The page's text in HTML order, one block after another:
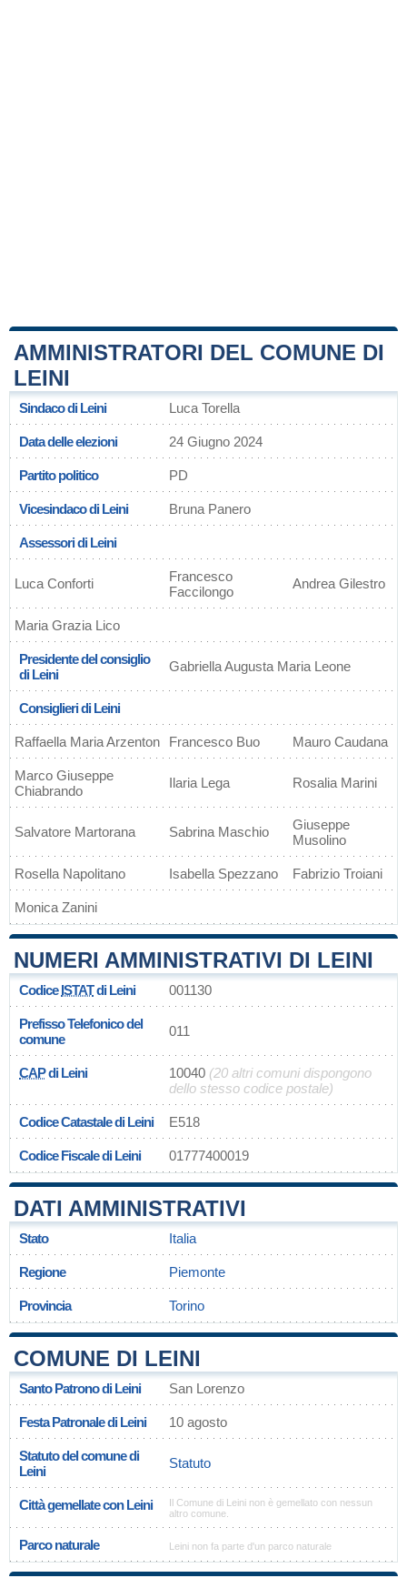
AMMINISTRATORI DEL COMUNE DI
LEINI
Sindaco di Leini Luca Torella
Data delle elezioni 24 Giugno 2024
Partito politico PD
Vicesindaco di Leini Bruna Panero
Assessori di Leini
Luca Conforti
Francesco
Faccilongo
Andrea Gilestro
Maria Grazia Lico
Presidente del consiglio
di Leini
Gabriella Augusta Maria Leone
Consiglieri di Leini
Raffaella Maria Arzenton Francesco Buo Mauro Caudana
Marco Giuseppe
Chiabrando
Ilaria Lega Rosalia Marini
Salvatore Martorana Sabrina Maschio
Giuseppe
Musolino
Rosella Napolitano Isabella Spezzano Fabrizio Troiani
Monica Zanini
NUMERI AMMINISTRATIVI DI LEINI
CodiceISTATdi Leini 001130
Prefisso Telefonico del
comune
011
CAPdi Leini 10040 (20 altri comuni dispongono
dello stesso codice postale)
Codice Catastale di Leini E518
Codice Fiscale di Leini 01777400019
DATI AMMINISTRATIVI
Stato Italia
Regione Piemonte
Provincia Torino
COMUNE DI LEINI
Santo Patrono di Leini San Lorenzo
Festa Patronale di Leini 10 agosto
Statuto del comune di
Leini
Statuto
Città gemellate con Leini
Il Comune di Leini non è gemellato con nessun
altro comune.
Parco naturale Leini non fa parte d'un parco naturale